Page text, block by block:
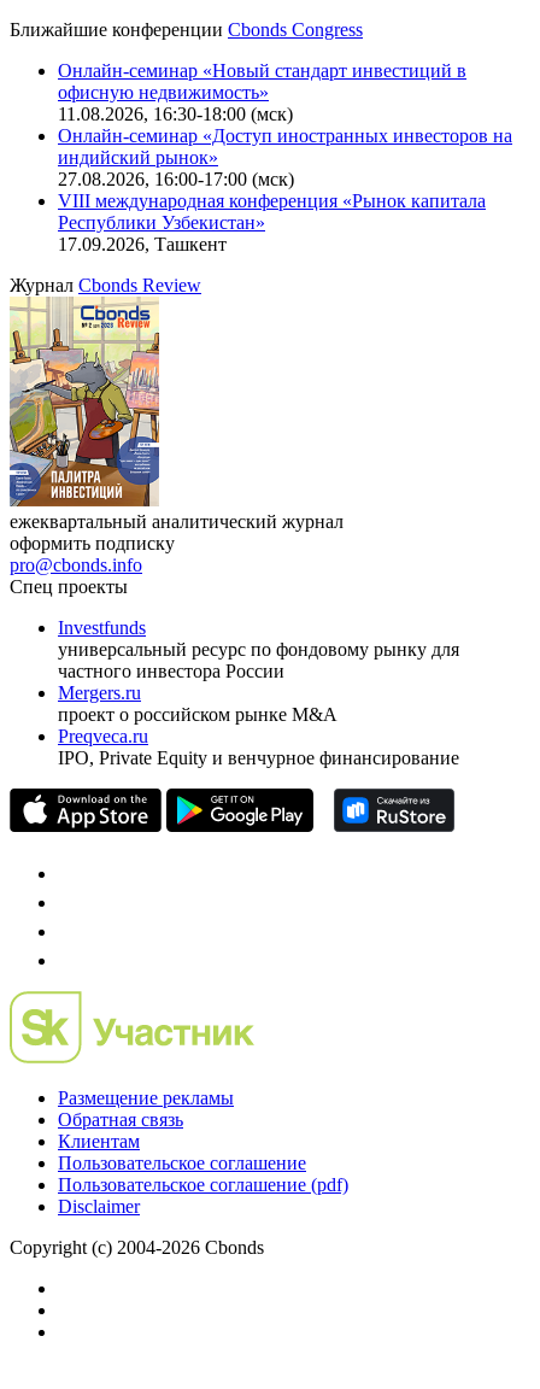
Ближайшие конференции Cbonds Congress
Онлайн-семинар «Новый стандарт инвестиций в
офисную недвижимость»
11.08.2026, 16:30-18:00 (мск)
Онлайн-семинар «Доступ иностранных инвесторов на
индийский рынок»
27.08.2026, 16:00-17:00 (мск)
VIII международная конференция «Рынок капитала
Республики Узбекистан»
17.09.2026, Ташкент
Журнал Cbonds Review
ежеквартальный аналитический журнал
оформить подписку
pro@cbonds.info
Спец проекты
Investfunds
универсальный ресурс по фондовому рынку для
частного инвестора России
Mergers.ru
проект о российском рынке M&A
Preqveca.ru
IPO, Private Equity и венчурное финансирование
Размещение рекламы
Обратная связь
Клиентам
Пользовательское соглашение
Пользовательское соглашение (pdf)
Disclaimer
Copyright (c) 2004-2026 Cbonds